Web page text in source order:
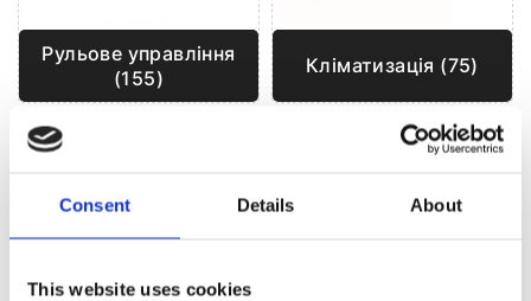
Consent Details About
This website uses cookies
Рульове управління
(155)
Кліматизація (75)